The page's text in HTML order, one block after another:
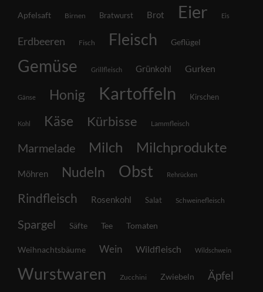
Apfelsaft Birnen Bratwurst Brot Eier Eis
Erdbeeren Fisch Fleisch Geflügel
Gemüse Grillfleisch Grünkohl Gurken
Gänse Honig Kartoffeln Kirschen
Kohl Käse Kürbisse Lammfleisch
Marmelade Milch Milchprodukte
Möhren Nudeln Obst Rehrücken
Rindfleisch Rosenkohl Salat Schweinefleisch
Spargel Säfte Tee Tomaten
Weihnachtsbäume Wein Wildfleisch Wildschwein
Wurstwaren Zucchini Zwiebeln Äpfel